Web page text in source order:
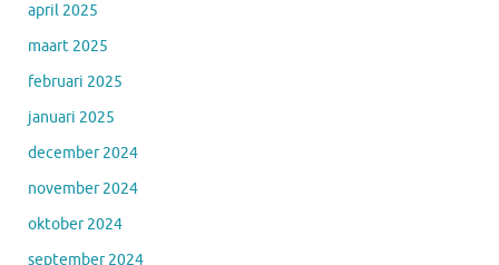
april 2025
maart 2025
februari 2025
januari 2025
december 2024
november 2024
oktober 2024
september 2024